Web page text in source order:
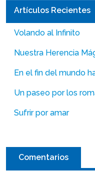
Artículos Recientes
Volando al Infinito
Nuestra Herencia
En el fin del mundo
Un paseo por los
Sufrir por amar
Comentarios